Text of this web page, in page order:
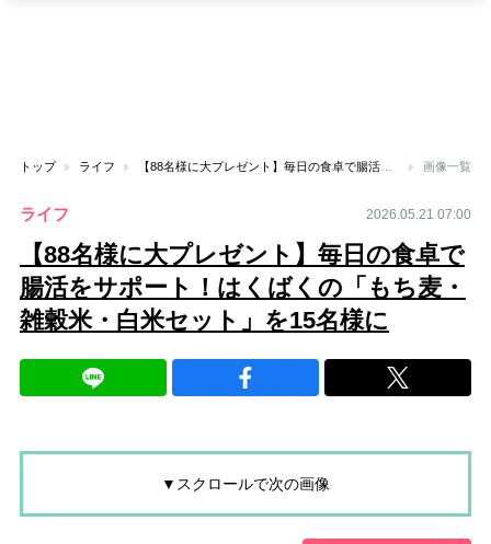
トップ ライフ 【88名様に大プレゼント】毎日の食卓で腸活をサポート！はくばくの「もち麦・雑穀米・白米セット」を15名様に 画像一覧
ライフ 2026.05.21 07:00
【88名様に大プレゼント】毎日の食卓で
腸活をサポート！はくばくの「もち麦・
雑穀米・白米セット」を15名様に
▼スクロールで次の画像